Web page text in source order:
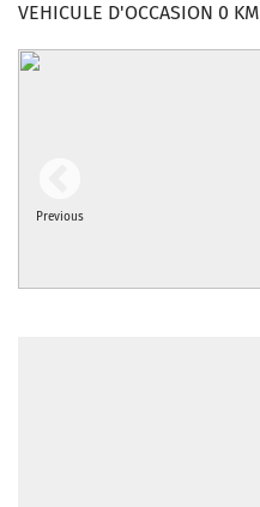
VEHICULE D'OCCASION 0 KM
Previous